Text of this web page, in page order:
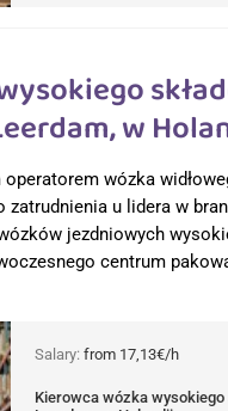
w
wózka
zatrudnienia u lidera w
jezdniowych
centrum
Salary: from 17,13€/h
Kierowca wózka